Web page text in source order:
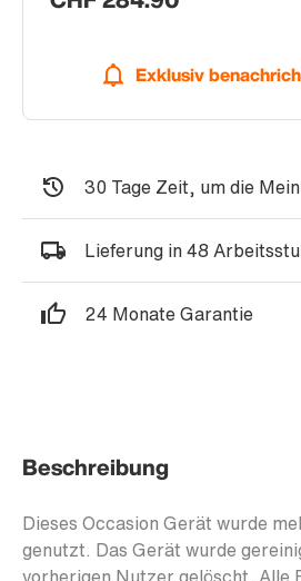
Exklusiv
30 Tage Zeit, um die
Lieferung in 48
24 Monate Garantie
Beschreibung
Dieses Occasion Gerät wurde
genutzt. Das Gerät wurde